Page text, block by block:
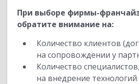
При выборе фирмы-
обратите внимание на:
Количество клиентов
на сопровождении у
Количество
на внедрение